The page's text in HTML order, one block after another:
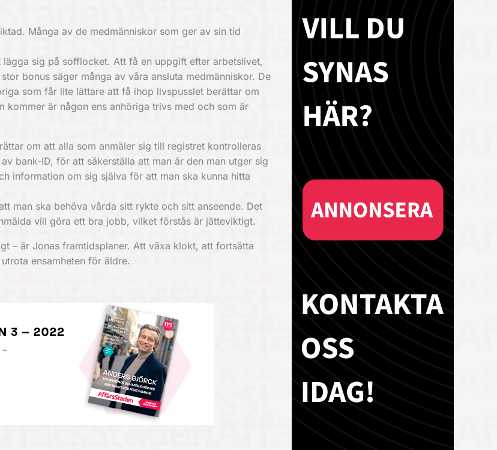
Många av de medmänniskor som ger av sin tid
sig på sofflocket. Att få en uppgift efter arbetslivet,
bonus säger många av våra ansluta medmänniskor. De
som får lite lättare att få ihop livspusslet berättar om
kommer är någon ens anhöriga trivs med och som är
om att alla som anmäler sig till registret kontrolleras
bank-ID, för att säkerställa att man är den man utger sig
information om sig själva för att man ska kunna hitta
man ska behöva vårda sitt rykte och sitt anseende. Det
vill göra ett bra jobb, vilket förstås är jätteviktigt.
– är Jonas framtidsplaner. Att växa klokt, att fortsätta
ensamheten för äldre.